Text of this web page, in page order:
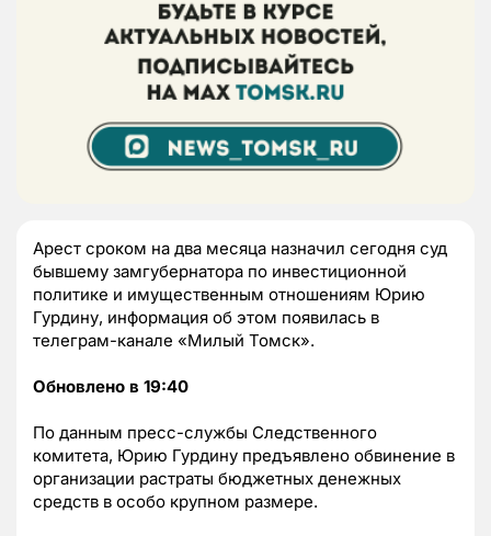
Арест сроком на два месяца назначил сегодня суд
бывшему замгубернатора по инвестиционной
политике и имущественным отношениям Юрию
Гурдину, информация об этом появилась в
телеграм-канале «Милый Томск».
Обновлено в 19:40
По данным пресс-службы Следственного
комитета, Юрию Гурдину предъявлено обвинение в
организации растраты бюджетных денежных
средств в особо крупном размере.